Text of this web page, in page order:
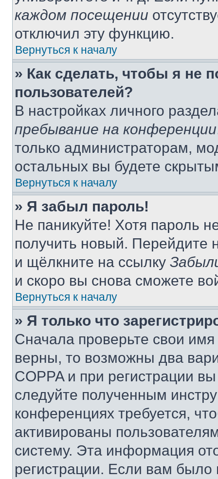
каждом посещении
отключил эту функцию.
Вернуться к началу
» Как сделать, чтобы я не
пользователей?
В настройках личного
пребывание на конференции
только администраторам,
остальных вы будете
Вернуться к началу
» Я забыл пароль!
Не паникуйте! Хотя пароль
получить новый. Перейдите
и щёлкните на ссылку
и скоро вы снова сможете
Вернуться к началу
» Я только что
Сначала проверьте свои
верны, то возможны два
COPPA и при регистрации
следуйте полученным
конференциях требуется,
активированы
систему. Эта информация
регистрации. Если вам